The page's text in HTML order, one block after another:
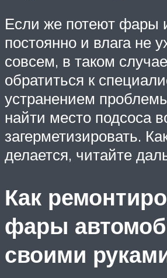
Если же потеют фары
постоянно и влага не
совсем, в таком
обратиться к
устранением
найти место подсоса
загерметизировать.
делается, читайте
Как
фары
своими